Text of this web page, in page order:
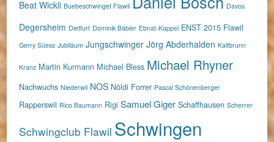
Beat Wickli Buebeschwinget Flawil Davos
Degersheim Dietfurt Dominik Bäbler Ebnat-Kappel ENST 2015 Flawil
Gerry Süess Jubiläum Jungschwinger Jörg Abderhalden Kaltbrunn
Kranz Martin Kurmann Michael Bless Michael Rhyner
Nachwuchs Niederwil NOS Nöldi Forrer Pascal Schönenberger
Rapperswil Rico Baumann Rigi Samuel Giger Schaffhausen Scherrer
Schwingclub Flawil Schwingen